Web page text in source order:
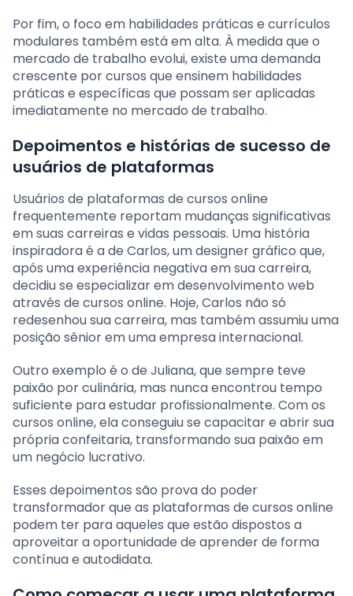
Por fim, o foco em habilidades práticas e currículos
modulares também está em alta. À medida que o
mercado de trabalho evolui, existe uma demanda
crescente por cursos que ensinem habilidades
práticas e específicas que possam ser aplicadas
imediatamente no mercado de trabalho.
Depoimentos e histórias de sucesso de
usuários de plataformas
Usuários de plataformas de cursos online
frequentemente reportam mudanças significativas
em suas carreiras e vidas pessoais. Uma história
inspiradora é a de Carlos, um designer gráfico que,
após uma experiência negativa em sua carreira,
decidiu se especializar em desenvolvimento web
através de cursos online. Hoje, Carlos não só
redesenhou sua carreira, mas também assumiu uma
posição sênior em uma empresa internacional.
Outro exemplo é o de Juliana, que sempre teve
paixão por culinária, mas nunca encontrou tempo
suficiente para estudar profissionalmente. Com os
cursos online, ela conseguiu se capacitar e abrir sua
própria confeitaria, transformando sua paixão em
um negócio lucrativo.
Esses depoimentos são prova do poder
transformador que as plataformas de cursos online
podem ter para aqueles que estão dispostos a
aproveitar a oportunidade de aprender de forma
contínua e autodidata.